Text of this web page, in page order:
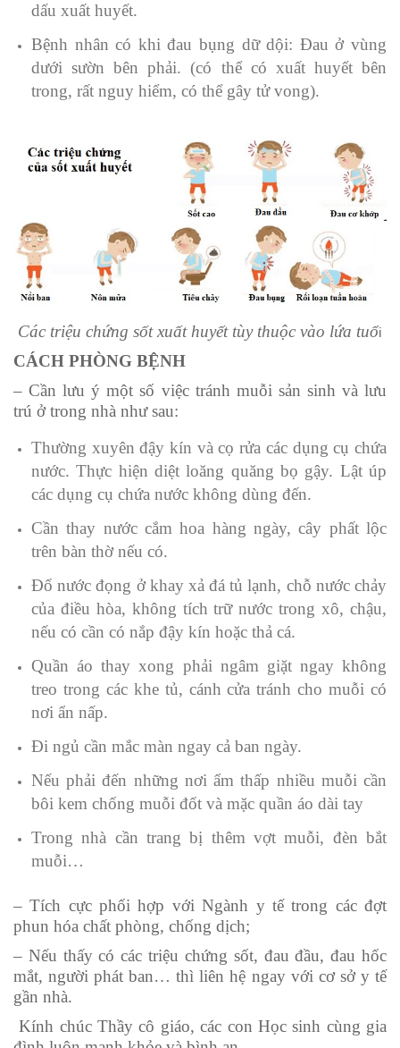
dấu xuất huyết.
Bệnh nhân có khi đau bụng dữ dội: Đau ở vùng
dưới sườn bên phải. (có thể có xuất huyết bên
trong, rất nguy hiểm, có thể gây tử vong).
Các triệu chứng sốt xuất huyết tùy thuộc vào lứa tuổi
CÁCH PHÒNG BỆNH
– Cần lưu ý một số việc tránh muỗi sản sinh và lưu
trú ở trong nhà như sau:
Thường xuyên đậy kín và cọ rửa các dụng cụ chứa
nước. Thực hiện diệt loăng quăng bọ gậy. Lật úp
các dụng cụ chứa nước không dùng đến.
Cần thay nước cắm hoa hàng ngày, cây phất lộc
trên bàn thờ nếu có.
Đổ nước đọng ở khay xả đá tủ lạnh, chỗ nước chảy
của điều hòa, không tích trữ nước trong xô, chậu,
nếu có cần có nắp đậy kín hoặc thả cá.
Quần áo thay xong phải ngâm giặt ngay không
treo trong các khe tủ, cánh cửa tránh cho muỗi có
nơi ẩn nấp.
Đi ngủ cần mắc màn ngay cả ban ngày.
Nếu phải đến những nơi ẩm thấp nhiều muỗi cần
bôi kem chống muỗi đốt và mặc quần áo dài tay
Trong nhà cần trang bị thêm vợt muỗi, đèn bắt
muỗi…
– Tích cực phối hợp với Ngành y tế trong các đợt
phun hóa chất phòng, chống dịch;
– Nếu thấy có các triệu chứng sốt, đau đầu, đau hốc
mắt, người phát ban… thì liên hệ ngay với cơ sở y tế
gần nhà.
Kính chúc Thầy cô giáo, các con Học sinh cùng gia